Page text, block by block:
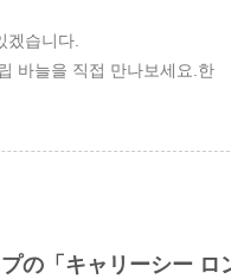
겠습니다.
바늘을 직접 만나보세요.한
プの「キャリーシー